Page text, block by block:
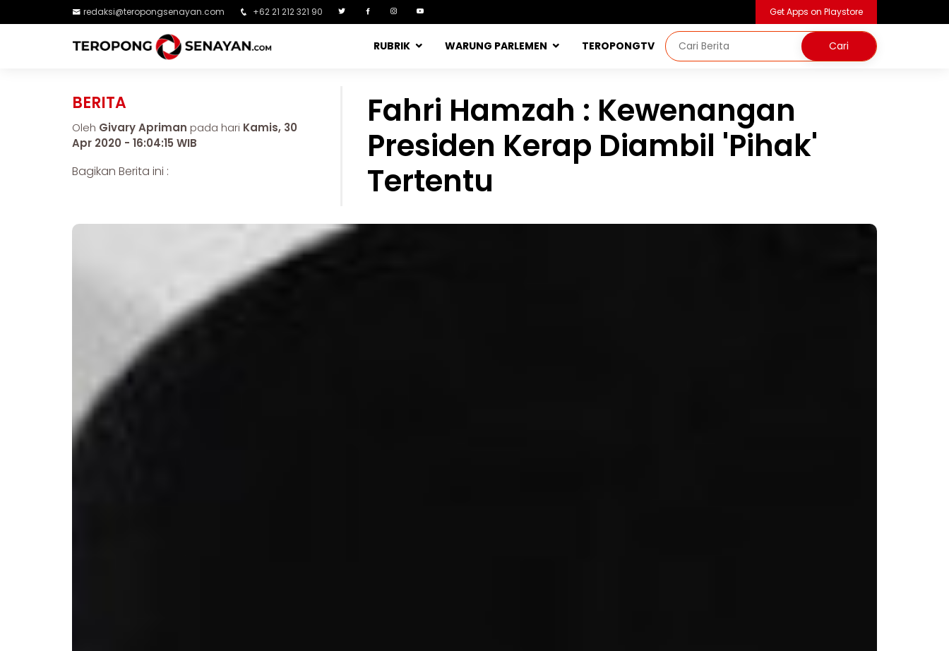
redaksi@teropongsenayan.com +62 21 212 321 90 Get Apps on Playstore
RUBRIK WARUNG PARLEMEN TEROPONGTV
BERITA
Oleh Givary Apriman pada hari Kamis, 30
Apr 2020 - 16:04:15 WIB
Bagikan Berita ini :
Fahri Hamzah : Kewenangan
Presiden Kerap Diambil 'Pihak'
Tertentu